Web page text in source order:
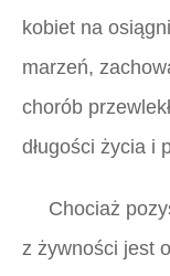
kobiet na
marzeń,
chorób
długości życia i
Chociaż
z żywności jest